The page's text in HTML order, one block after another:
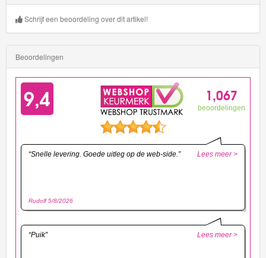
Schrijf een beoordeling over dit artikel!
Beoordelingen